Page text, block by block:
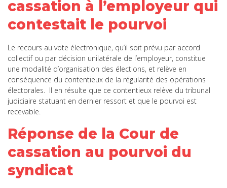
cassation à l’employeur qui
contestait le pourvoi
Le recours au vote électronique, qu’il soit prévu par accord
collectif ou par décision unilatérale de l’employeur, constitue
une modalité d’organisation des élections, et relève en
conséquence du contentieux de la régularité des opérations
électorales. Il en résulte que ce contentieux relève du tribunal
judiciaire statuant en dernier ressort et que le pourvoi est
recevable.
Réponse de la Cour de
cassation au pourvoi du
syndicat